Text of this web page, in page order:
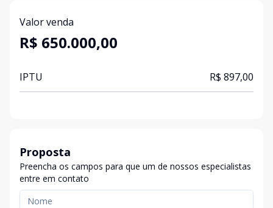
Valor venda
R$ 650.000,00
IPTU R$ 897,00
Proposta
Preencha os campos para que um de nossos especialistas
entre em contato